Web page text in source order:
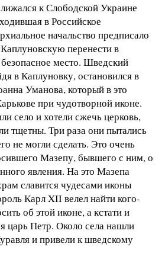
к Слободской Украине
в Российское
начальство предписало
перенести в
место. Шведский
в Каплуновку, остановился в
Уманова, который в это
при чудотворной иконе.
село и хотели сжечь церковь,
тщетны. Три раза они пытались
не могли сделать. Это очень
Мазепу, бывшего с ним, о
явления. На это Мазепа
славится чудесами иконы
Карл XII велел найти кого-
об этой иконе, а кстати и
царь Петр. Около села нашли
и привели к шведскому